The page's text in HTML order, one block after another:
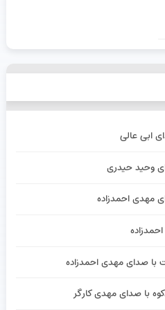
ابی عالی
وحید حیدری
مهدی احمدزاده
با صدای مهدی احمدزاده
با صدای مهدی کارگر